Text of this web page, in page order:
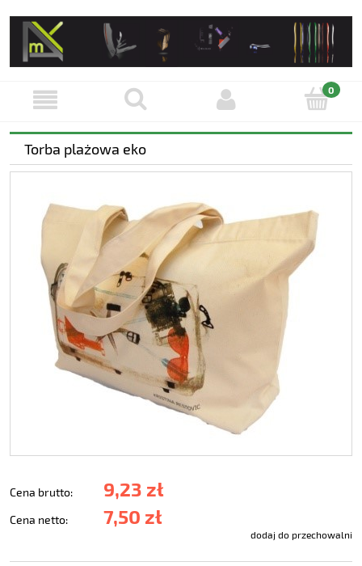
Torba plażowa eko
Cena brutto: 9,23 zł
Cena netto: 7,50 zł
dodaj do przechowalni